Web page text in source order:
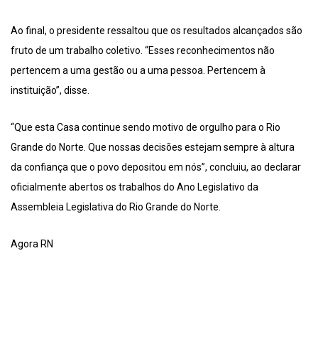
Ao final, o presidente ressaltou que os resultados alcançados são
fruto de um trabalho coletivo. “Esses reconhecimentos não
pertencem a uma gestão ou a uma pessoa. Pertencem à
instituição”, disse.
“Que esta Casa continue sendo motivo de orgulho para o Rio
Grande do Norte. Que nossas decisões estejam sempre à altura
da confiança que o povo depositou em nós”, concluiu, ao declarar
oficialmente abertos os trabalhos do Ano Legislativo da
Assembleia Legislativa do Rio Grande do Norte.
Agora RN